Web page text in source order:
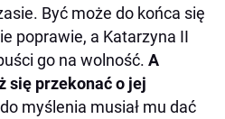
Być może do końca się
poprawie, a Katarzyna II
go na wolność. A
się przekonać o jej
myślenia musiał mu dać